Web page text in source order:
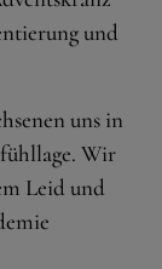
und
uns in
Wir
Leid und